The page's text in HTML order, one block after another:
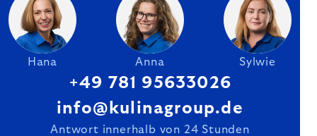
Hana Anna Sylwie
+49 781 95633026
info@kulinagroup.de
Antwort innerhalb von 24 Stunden